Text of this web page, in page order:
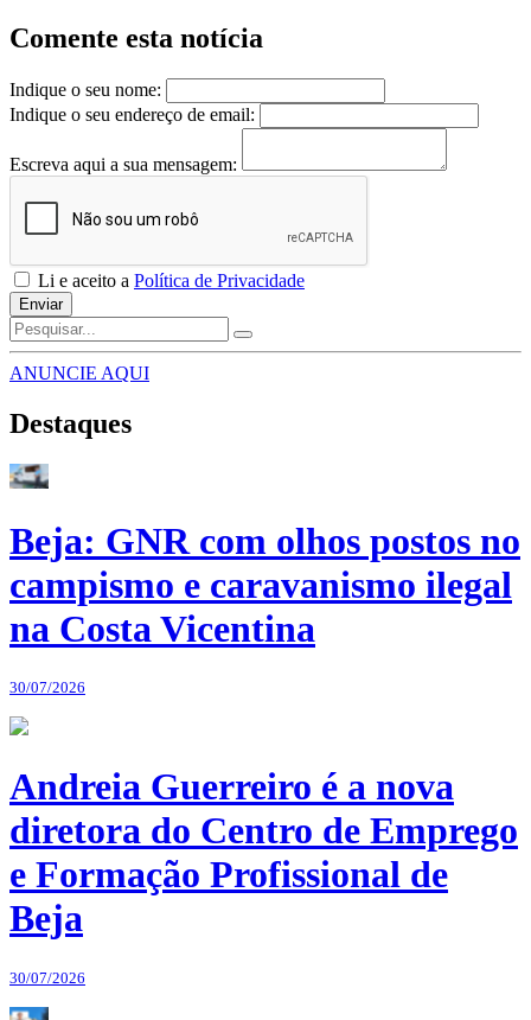
Comente esta notícia
Indique o seu nome:
Indique o seu endereço de email:
Escreva aqui a sua mensagem:
Li e aceito a Política de Privacidade
Enviar
ANUNCIE AQUI
Destaques
Beja: GNR com olhos postos no
campismo e caravanismo ilegal
na Costa Vicentina
30/07/2026
Andreia Guerreiro é a nova
diretora do Centro de Emprego
e Formação Profissional de
Beja
30/07/2026